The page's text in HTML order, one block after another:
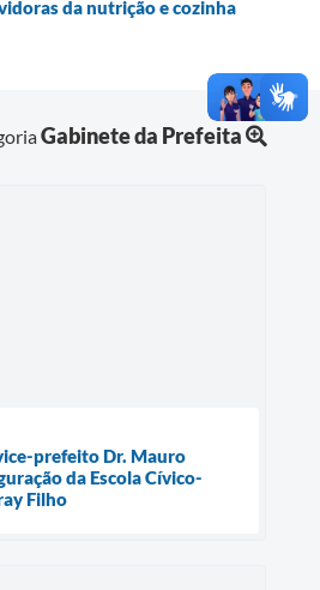
da nutrição e cozinha
Gabinete da Prefeita
prefeito Dr. Mauro
da Escola Cívico-
Filho